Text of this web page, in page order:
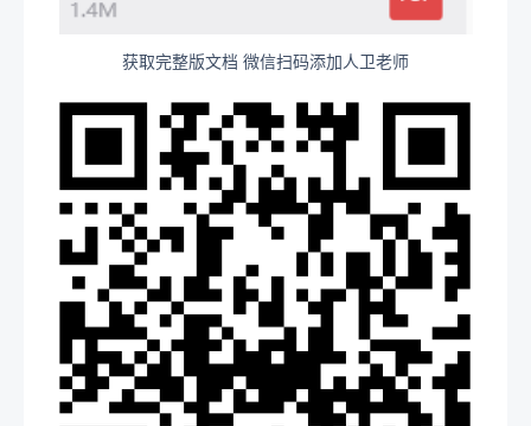
获取完整版文档 微信扫码添加人卫老师